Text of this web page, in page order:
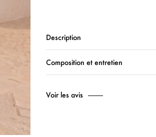
Description
Composition et entretien
Voir les avis